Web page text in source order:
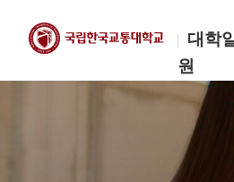
대학
원
한국교통대학교
대학일자리개